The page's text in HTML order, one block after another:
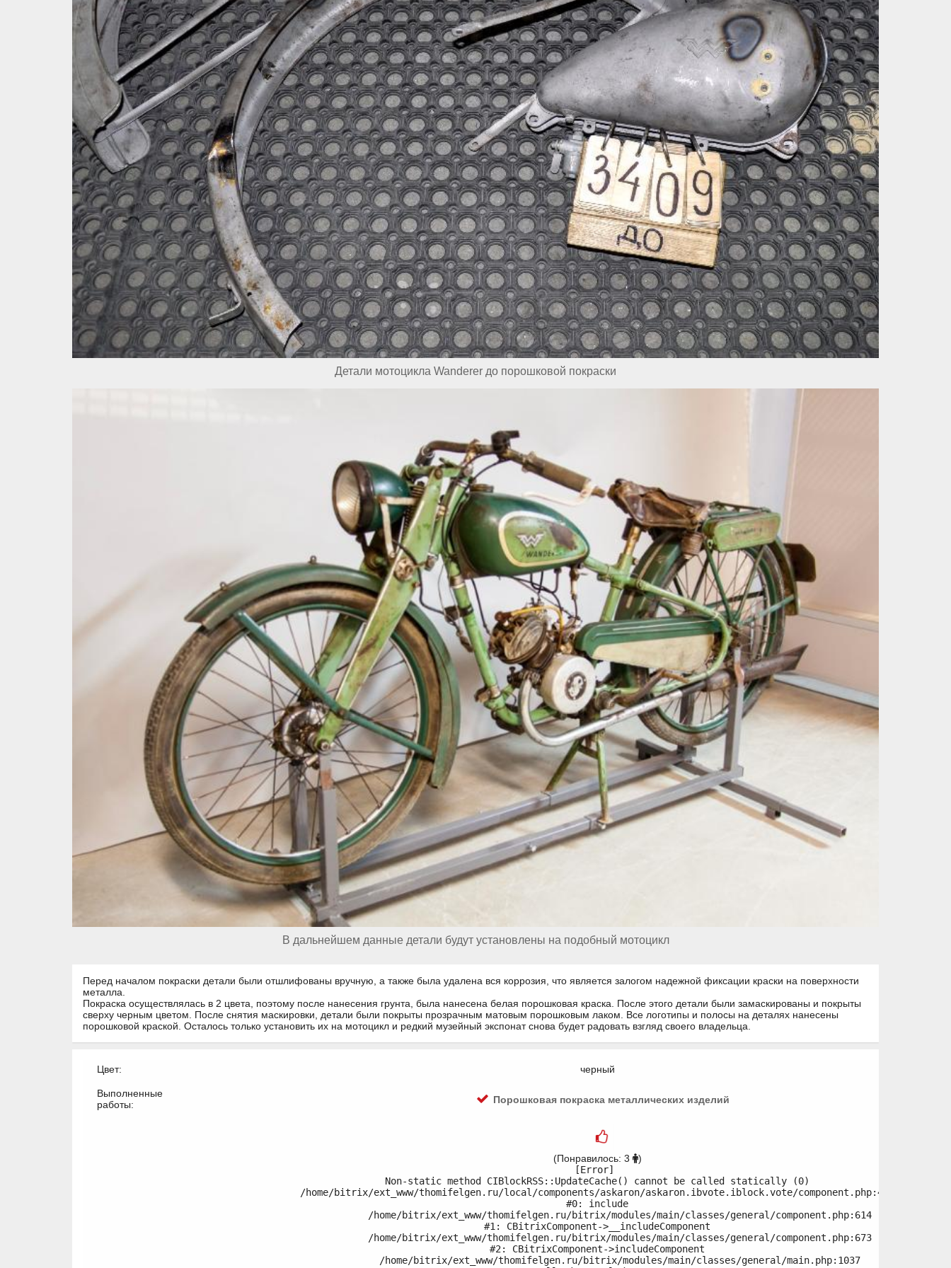
Детали мотоцикла Wanderer до порошковой покраски
В дальнейшем данные детали будут установлены на подобный мотоцикл
Перед началом покраски детали были отшлифованы вручную, а также была удалена вся коррозия, что является залогом надежной фиксации краски на поверхности
металла.
Покраска осуществлялась в 2 цвета, поэтому после нанесения грунта, была нанесена белая порошковая краска. После этого детали были замаскированы и покрыты
сверху черным цветом. После снятия маскировки, детали были покрыты прозрачным матовым порошковым лаком. Все логотипы и полосы на деталях нанесены
порошковой краской. Осталось только установить их на мотоцикл и редкий музейный экспонат снова будет радовать взгляд своего владельца.
Цвет: черный
Выполненные
работы:
Порошковая покраска металлических изделий
(Понравилось: 3
)
[Error]
Non-static method CIBlockRSS::UpdateCache() cannot be called statically (0)
/home/bitrix/ext_www/thomifelgen.ru/local/components/askaron/askaron.ibvote.iblock.vote/component.php:415
#0: include
#1: CBitrixComponent->__includeComponent
#2: CBitrixComponent->includeComponent